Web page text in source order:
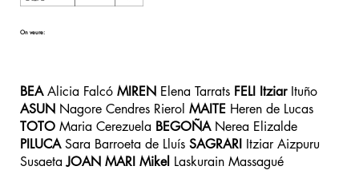
On veure:
BEAAlicia FalcóMIREN Elena Tarrats FELI ItziarItuño
ASUN Nagore Cendres RierolMAITE Heren de Lucas
TOTO Maria Cerezuela BEGOÑANerea Elizalde
PILUCASara Barroeta de LluísSAGRARI Itziar Aizpuru
SusaetaJOAN MARI Mikel Laskurain Massagué